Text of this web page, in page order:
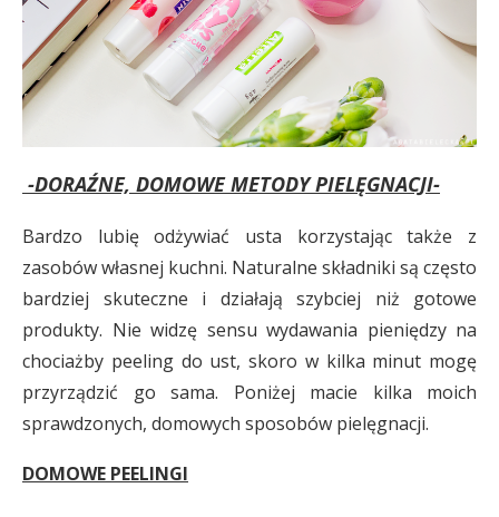
-DORAŹNE, DOMOWE METODY PIELĘGNACJI-
Bardzo lubię odżywiać usta korzystając także z
zasobów własnej kuchni. Naturalne składniki są często
bardziej skuteczne i działają szybciej niż gotowe
produkty. Nie widzę sensu wydawania pieniędzy na
chociażby peeling do ust, skoro w kilka minut mogę
przyrządzić go sama. Poniżej macie kilka moich
sprawdzonych, domowych sposobów pielęgnacji.
DOMOWE PEELINGI